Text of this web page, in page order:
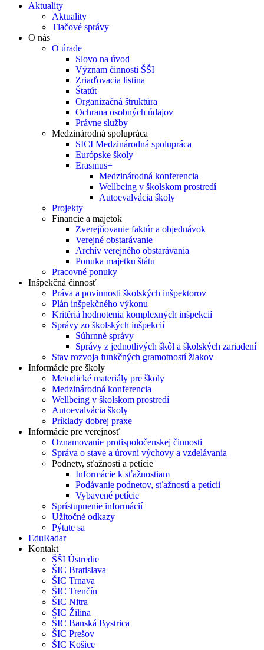
Aktuality
Aktuality
Tlačové správy
O nás
O úrade
Slovo na úvod
Význam činnosti ŠŠI
Zriaďovacia listina
Štatút
Organizačná štruktúra
Ochrana osobných údajov
Právne služby
Medzinárodná spolupráca
SICI Medzinárodná spolupráca
Európske školy
Erasmus+
Medzinárodná konferencia
Wellbeing v školskom prostredí
Autoevalvácia školy
Projekty
Financie a majetok
Zverejňovanie faktúr a objednávok
Verejné obstarávanie
Archív verejného obstarávania
Ponuka majetku štátu
Pracovné ponuky
Inšpekčná činnosť
Práva a povinnosti školských inšpektorov
Plán inšpekčného výkonu
Kritériá hodnotenia komplexných inšpekcií
Správy zo školských inšpekcií
Súhrnné správy
Správy z jednotlivých škôl a školských zariadení
Stav rozvoja funkčných gramotností žiakov
Informácie pre školy
Metodické materiály pre školy
Medzinárodná konferencia
Wellbeing v školskom prostredí
Autoevalvácia školy
Príklady dobrej praxe
Informácie pre verejnosť
Oznamovanie protispoločenskej činnosti
Správa o stave a úrovni výchovy a vzdelávania
Podnety, sťažnosti a petície
Informácie k sťažnostiam
Podávanie podnetov, sťažností a petícii
Vybavené petície
Sprístupnenie informácií
Užitočné odkazy
Pýtate sa
EduRadar
Kontakt
ŠŠI Ústredie
ŠIC Bratislava
ŠIC Trnava
ŠIC Trenčín
ŠIC Nitra
ŠIC Žilina
ŠIC Banská Bystrica
ŠIC Prešov
ŠIC Košice